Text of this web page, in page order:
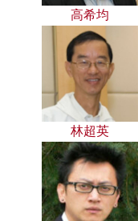
高希均
林超英